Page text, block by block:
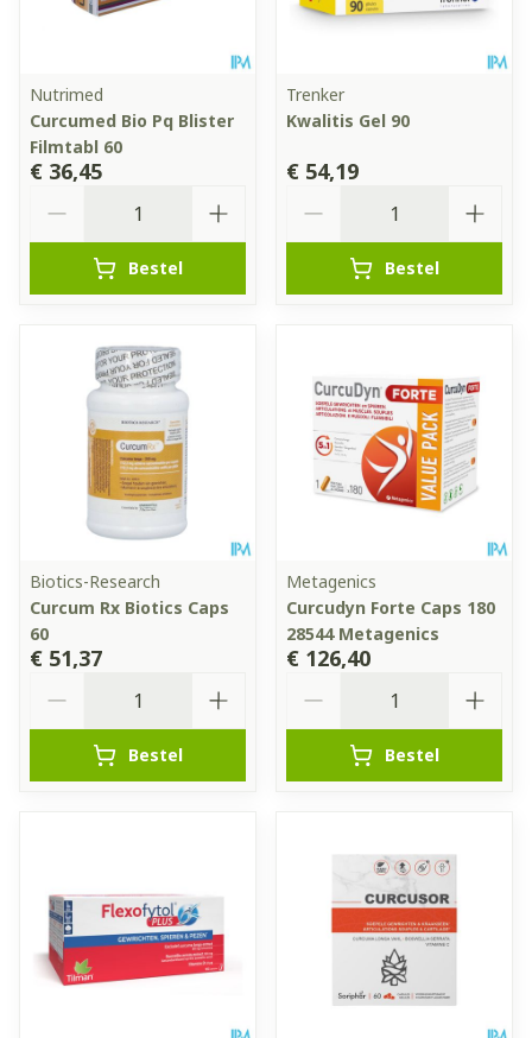
Nutrimed
Curcumed Bio Pq Blister
Filmtabl 60
€ 36,45
Bestel
Trenker
Kwalitis Gel 90
€ 54,19
Bestel
Biotics-Research
Curcum Rx Biotics Caps
60
€ 51,37
Bestel
Metagenics
Curcudyn Forte Caps 180
28544 Metagenics
€ 126,40
Bestel